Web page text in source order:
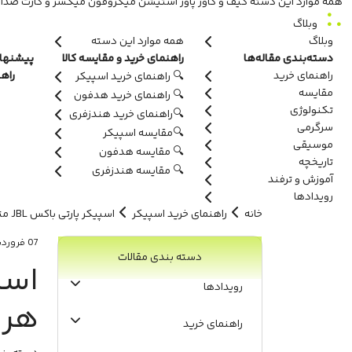
وبلاگ
وبلاگ
همه موارد این دسته
دسته‌بندی مقاله‌ها
راهنمای خرید
مقایسه
تکنولوژی
سرگرمی
موسیقی
تاریخچه
آموزش و ترفند
رویدادها
راهنمای خرید و مقایسه کالا
🔍 راهنمای خرید اسپیکر
🔍 راهنمای خرید هدفون
🔍راهنمای خرید هندزفری
🔍مقایسه اسپیکر
🔍 مقایسه هدفون
🔍 مقایسه هندزفری
خانه راهنمای خرید اسپیکر اسپیکر پارتی باکس JBL متناسب با فضای هر اتاق (فروردین 1404)
دسته بندی مقالات
رویدادها
راهنمای خرید
07 فروردین 1404
هر